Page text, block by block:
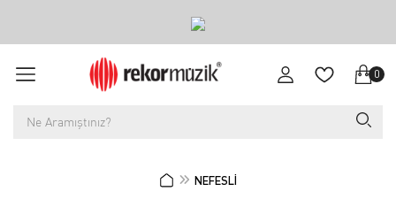
0
NEFESLİ